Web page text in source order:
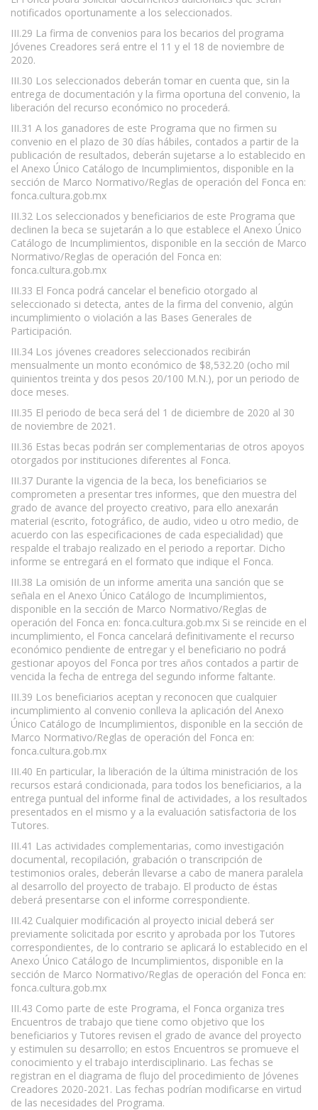
notificados oportunamente a los seleccionados.
III.29 La firma de convenios para los becarios del programa
Jóvenes Creadores será entre el 11 y el 18 de noviembre de
2020.
III.30 Los seleccionados deberán tomar en cuenta que, sin la
entrega de documentación y la firma oportuna del convenio, la
liberación del recurso económico no procederá.
III.31 A los ganadores de este Programa que no firmen su
convenio en el plazo de 30 días hábiles, contados a partir de la
publicación de resultados, deberán sujetarse a lo establecido en
el Anexo Único Catálogo de Incumplimientos, disponible en la
sección de Marco Normativo/Reglas de operación del Fonca en:
fonca.cultura.gob.mx
III.32 Los seleccionados y beneficiarios de este Programa que
declinen la beca se sujetarán a lo que establece el Anexo Único
Catálogo de Incumplimientos, disponible en la sección de Marco
Normativo/Reglas de operación del Fonca en:
fonca.cultura.gob.mx
III.33 El Fonca podrá cancelar el beneficio otorgado al
seleccionado si detecta, antes de la firma del convenio, algún
incumplimiento o violación a las Bases Generales de
Participación.
III.34 Los jóvenes creadores seleccionados recibirán
mensualmente un monto económico de $8,532.20 (ocho mil
quinientos treinta y dos pesos 20/100 M.N.), por un periodo de
doce meses.
III.35 El periodo de beca será del 1 de diciembre de 2020 al 30
de noviembre de 2021.
III.36 Estas becas podrán ser complementarias de otros apoyos
otorgados por instituciones diferentes al Fonca.
III.37 Durante la vigencia de la beca, los beneficiarios se
comprometen a presentar tres informes, que den muestra del
grado de avance del proyecto creativo, para ello anexarán
material (escrito, fotográfico, de audio, video u otro medio, de
acuerdo con las especificaciones de cada especialidad) que
respalde el trabajo realizado en el periodo a reportar. Dicho
informe se entregará en el formato que indique el Fonca.
III.38 La omisión de un informe amerita una sanción que se
señala en el Anexo Único Catálogo de Incumplimientos,
disponible en la sección de Marco Normativo/Reglas de
operación del Fonca en: fonca.cultura.gob.mx Si se reincide en el
incumplimiento, el Fonca cancelará definitivamente el recurso
económico pendiente de entregar y el beneficiario no podrá
gestionar apoyos del Fonca por tres años contados a partir de
vencida la fecha de entrega del segundo informe faltante.
III.39 Los beneficiarios aceptan y reconocen que cualquier
incumplimiento al convenio conlleva la aplicación del Anexo
Único Catálogo de Incumplimientos, disponible en la sección de
Marco Normativo/Reglas de operación del Fonca en:
fonca.cultura.gob.mx
III.40 En particular, la liberación de la última ministración de los
recursos estará condicionada, para todos los beneficiarios, a la
entrega puntual del informe final de actividades, a los resultados
presentados en el mismo y a la evaluación satisfactoria de los
Tutores.
III.41 Las actividades complementarias, como investigación
documental, recopilación, grabación o transcripción de
testimonios orales, deberán llevarse a cabo de manera paralela
al desarrollo del proyecto de trabajo. El producto de éstas
deberá presentarse con el informe correspondiente.
III.42 Cualquier modificación al proyecto inicial deberá ser
previamente solicitada por escrito y aprobada por los Tutores
correspondientes, de lo contrario se aplicará lo establecido en el
Anexo Único Catálogo de Incumplimientos, disponible en la
sección de Marco Normativo/Reglas de operación del Fonca en:
fonca.cultura.gob.mx
III.43 Como parte de este Programa, el Fonca organiza tres
Encuentros de trabajo que tiene como objetivo que los
beneficiarios y Tutores revisen el grado de avance del proyecto
y estimulen su desarrollo; en estos Encuentros se promueve el
conocimiento y el trabajo interdisciplinario. Las fechas se
registran en el diagrama de flujo del procedimiento de Jóvenes
Creadores 2020-2021. Las fechas podrían modificarse en virtud
de las necesidades del Programa.